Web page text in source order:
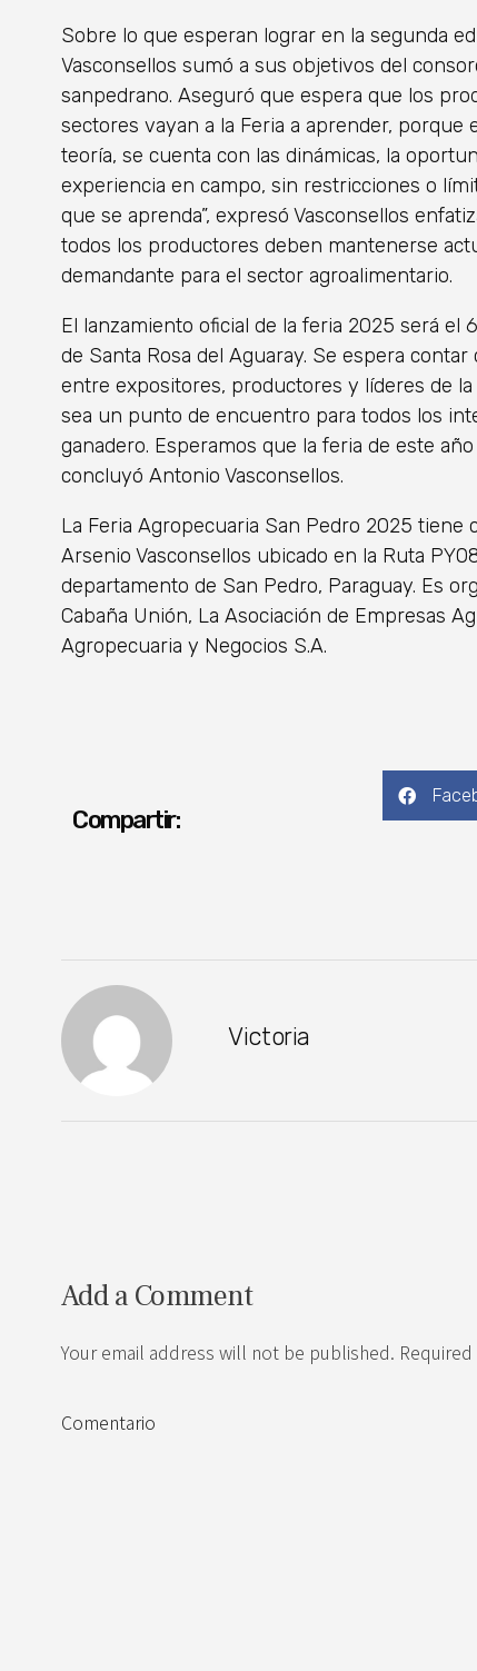
Sobre lo que esperan lograr en la segunda
Vasconsellos sumó a sus objetivos del
sanpedrano. Aseguró que espera que los
sectores vayan a la Feria a aprender,
teoría, se cuenta con las dinámicas, la
experiencia en campo, sin restricciones o
que se aprenda”, expresó Vasconsellos
todos los productores deben mantenerse
demandante para el sector agroalimentario.
El lanzamiento oficial de la feria 2025 será el
de Santa Rosa del Aguaray. Se espera
entre expositores, productores y líderes de
sea un punto de encuentro para todos los
ganadero. Esperamos que la feria de este
concluyó Antonio Vasconsellos.
La Feria Agropecuaria San Pedro 2025 tiene
Arsenio Vasconsellos ubicado en la Ruta
departamento de San Pedro, Paraguay. Es
Cabaña Unión, La Asociación de Empresas
Agropecuaria y Negocios S.A.
Compartir:
Victoria
Add a Comment
Your email address will not be published.
Comentario